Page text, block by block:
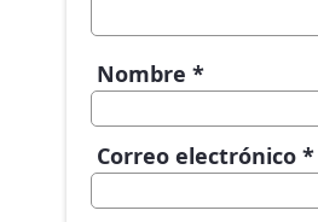
Nombre *
Correo electrónico *